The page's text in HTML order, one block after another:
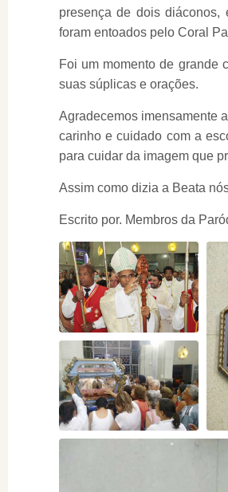
presença de dois diáconos,
foram entoados pelo Coral
Foi um momento de grande
suas súplicas e orações.
Agradecemos imensamente
carinho e cuidado com a
para cuidar da imagem que
Assim como dizia a Beata
Escrito por. Membros da